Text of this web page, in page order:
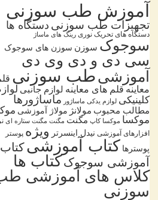
آموزش طب سوزنی
تجهیزات طب سوزنی دستگاه ها
دستگاه های تحریک نوری رینگ های ماساژ
سوجوکسوزن سوزن های سوجوک
سی دی و دی وی دی
آموزشیطب سوزنیقلم
معاینهقلم های معاینهلوازم جانبیلوازم
کلینیکی لوازم یدکی ماساژور ماساژورها
مطالب محبوبمولانژ مولاژ آموزشی موکسا
موکسا موکسا کاپ مگنت مگنت مگنت ستاره ای نرم
افزارهای آموزشی نیدل اینسرتر ویژه پوستر
پوسترها کتاب آموزشیکتاب
آموزشی سوجوککتاب ها
کلاس های آموزشی طب
سوزنی